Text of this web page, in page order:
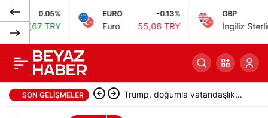
0.05% EURO -0.13%
Euro 55,06 TRY
GBP
İngiliz Sterlini 64,34
SON GELIŞMELER Trump, doğumla vatandaşlık
Hatay’da 35 metre
çapında obruk oluştu
0 Paylaş